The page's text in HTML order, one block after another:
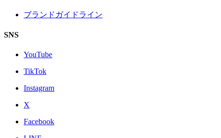
ブランドガイドライン
SNS
YouTube
TikTok
Instagram
X
Facebook